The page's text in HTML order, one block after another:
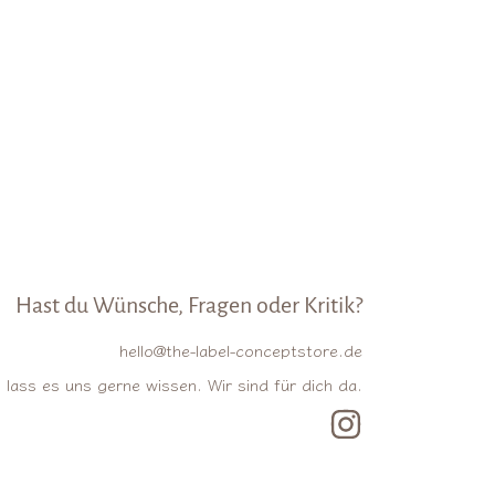
Hast du Wünsche, Fragen oder Kritik?
hello@the-label-conceptstore.de
lass es uns gerne wissen. Wir sind für dich da.